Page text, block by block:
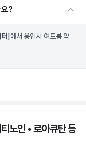
?
] 에서 용인시 여드름 약
노인 • 로아큐탄 등